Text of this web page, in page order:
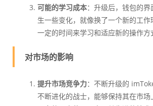
可能的学习成本：升级后，钱包的
生一些变化，就像换了一个新的工作
一定的时间来学习和适应新的操作方
对市场的影响
提升市场竞争力：不断升级的
不断进化的战士，能够保持其在市场